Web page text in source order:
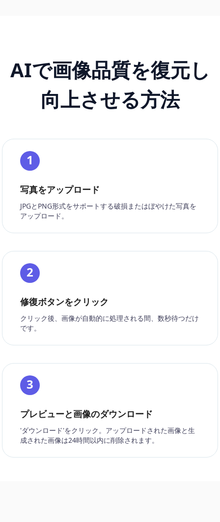
AIで画像品質を復元し
向上させる方法
1
写真をアップロード
JPGとPNG形式をサポートする破損またはぼやけた写真を
アップロード。
2
修復ボタンをクリック
クリック後、画像が自動的に処理される間、数秒待つだけ
です。
3
プレビューと画像のダウンロード
'ダウンロード'をクリック。アップロードされた画像と生
成された画像は24時間以内に削除されます。